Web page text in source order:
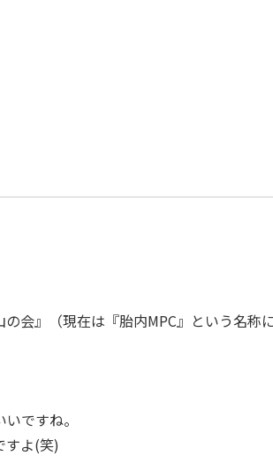
会』（現在は『胎内MPC』という名称
ですね。
すよ(笑)